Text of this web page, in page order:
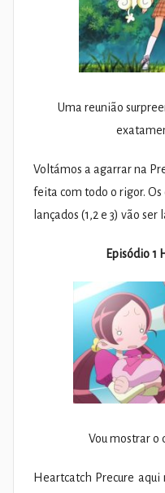
Uma reunião
Voltámos a agarrar na
feita com todo o rigor.
lançados (1,2 e 3) vão
Episódio 1
Vou mostrar o
Heartcatch Precure